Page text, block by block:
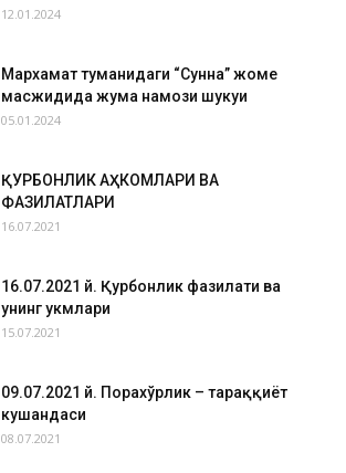
12.01.2024
Мархамат туманидаги “Сунна” жоме
масжидида жума намози шукуҳи
05.01.2024
ҚУРБОНЛИК АҲКОМЛАРИ ВА
ФАЗИЛАТЛАРИ
16.07.2021
16.07.2021 й. Қурбонлик фазилати ва
унинг ҳукмлари
15.07.2021
09.07.2021 й. Порахўрлик – тараққиёт
кушандаси
08.07.2021